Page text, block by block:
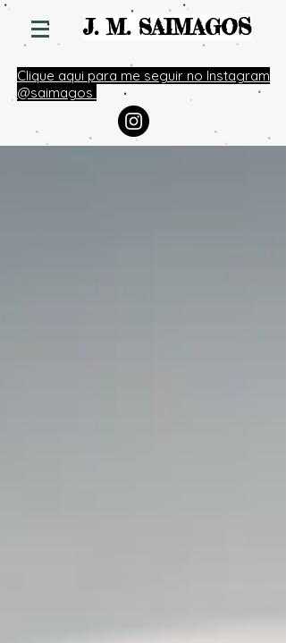
J. M. SAIMAGOS
Clique aqui para me seguir no Instagram
@saimagos